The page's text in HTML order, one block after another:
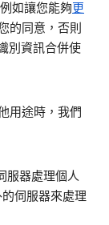
如讓您能夠更
的同意，否則
別資訊合併使
用途時，我們
服器處理個人
伺服器來處理